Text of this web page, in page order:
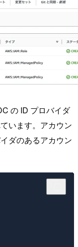
の ID プロバイダ
います。アカウン
ダのあるアカウン